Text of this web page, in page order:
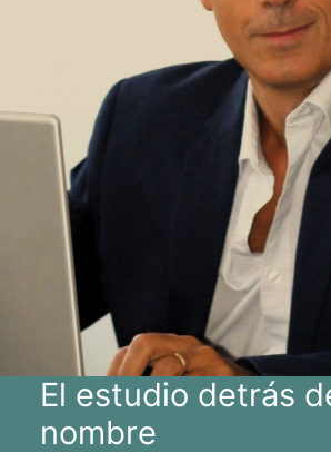
El estudio detrás
nombre